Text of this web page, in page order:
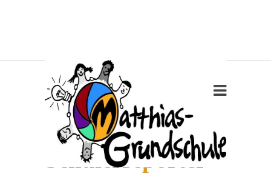
Die
Schülerreporter